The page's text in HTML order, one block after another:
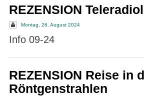
REZENSION
Montag, 26. August 2024
Info 09-24
REZENSION Reise in
Röntgenstrahlen